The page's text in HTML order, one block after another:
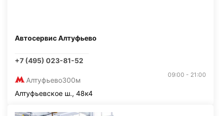
Автосервис Алтуфьево
+7 (495) 023-81-52
Алтуфьево300м
09:00 - 21:00
Алтуфьевское ш., 48к4